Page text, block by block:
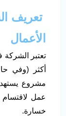
تعريف
الأعمال
تعتبر
أكثر (وفي
مشروع
عمل
خسارة.